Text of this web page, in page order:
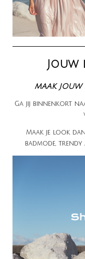
maak
Ga jij binnenkort
Maak je look
badmode, trendy